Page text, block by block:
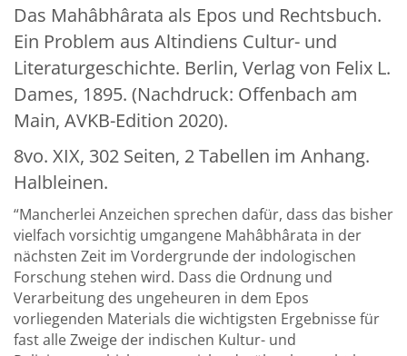
About Us
News
My Activities
Bookbindery and Restoration
Glossary and Bibliographies
Contact
Newsletter
Das Mahâbhârata als Epos und Rechtsbuch.
Ein Problem aus Altindiens Cultur- und
Literaturgeschichte. Berlin, Verlag von Felix L.
Dames, 1895. (Nachdruck: Offenbach am
Main, AVKB-Edition 2020).
8vo. XIX, 302 Seiten, 2 Tabellen im Anhang.
Halbleinen.
“Mancherlei Anzeichen sprechen dafür, dass das bisher
vielfach vorsichtig umgangene Mahâbhârata in der
nächsten Zeit im Vordergrunde der indologischen
Forschung stehen wird. Dass die Ordnung und
Verarbeitung des ungeheuren in dem Epos
vorliegenden Materials die wichtigsten Ergebnisse für
fast alle Zweige der indischen Kultur- und